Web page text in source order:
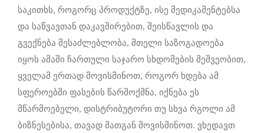
საკითხს, როგორც პროდუქტზე, ისე მედიკამენტებსა
და საწვავთან დაკავშირებით, შეისწავლის და
გვექნება შესაძლებლობა, მთელი საზოგადოება
იყოს ამაში ჩართული საჯარო სხდომების მეშვეობით,
ყველამ ერთად მოვისმინოთ, როგორ ხდება ამ
სფეროებში ფასების წარმოქმნა, იქნება ეს
მწარმოებელი, დისტრიბუტორი თუ სხვა რგოლი ამ
ბიზნესებისა, თავად მათგან მოვისმინოთ. ვხედავთ